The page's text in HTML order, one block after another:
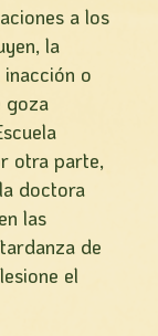
a los
la
o
goza
otra parte,
doctora
las
de
el